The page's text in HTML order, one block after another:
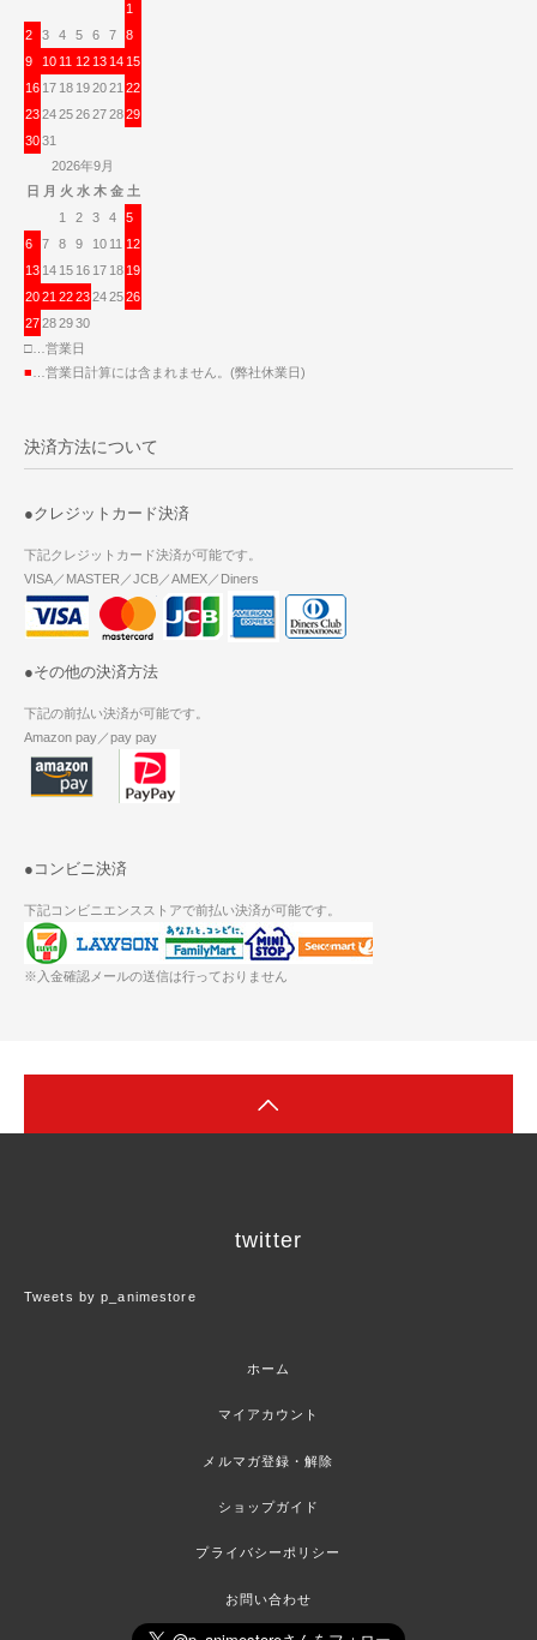
1
2
3 4 5 6 7
8
9
10 11 12 13 14 15
16 17 18 192021 22
23242526272829
3031
2026年9月
日 月 火 水 木 金 土
1
2 3 4
5
6
7 8 9 10 11 12
13 14 15 16 17 18 19
2021 2223242526
27282930
□…営業日
■ …営業日計算には含まれません。(弊社休業日)
決済方法について
●クレジットカード決済
下記クレジットカード決済が可能です。
VISA／MASTER／JCB／AMEX／Diners
●その他の決済方法
下記の前払い決済が可能です。
Amazon pay／pay pay
●コンビニ決済
下記コンビニエンスストアで前払い決済が可能です。
※入金確認メールの送信は行っておりません
twitter
Tweets by p_animestore
ホーム
マイアカウント
メルマガ登録・解除
ショップガイド
プライバシーポリシー
お問い合わせ